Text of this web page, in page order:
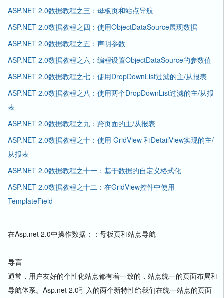
ASP.NET 2.0数据教程之三：母板页和站点导航
ASP.NET 2.0数据教程之四：使用ObjectDataSource展现数据
ASP.NET 2.0数据教程之五：声明参数
ASP.NET 2.0数据教程之六：编程设置ObjectDataSource的参数值
ASP.NET 2.0数据教程之七：使用DropDownList过滤的主/从报表
ASP.NET 2.0数据教程之八：使用两个DropDownList过滤的主/从报
表
ASP.NET 2.0数据教程之九：跨页面的主/从报表
ASP.NET 2.0数据教程之十：使用 GridView 和DetailView实现的主/
从报表
ASP.NET 2.0数据教程之十一：基于数据的自定义格式化
ASP.NET 2.0数据教程之十二：在GridView控件中使用
TemplateField
在Asp.net 2.0中操作数据：：母板页和站点导航
导言
通常，用户友好的个性化站点都有着一致的，站点统一的页面布局和
导航体系。Asp.net 2.0引入的两个新特性给我们在统一站点的页面